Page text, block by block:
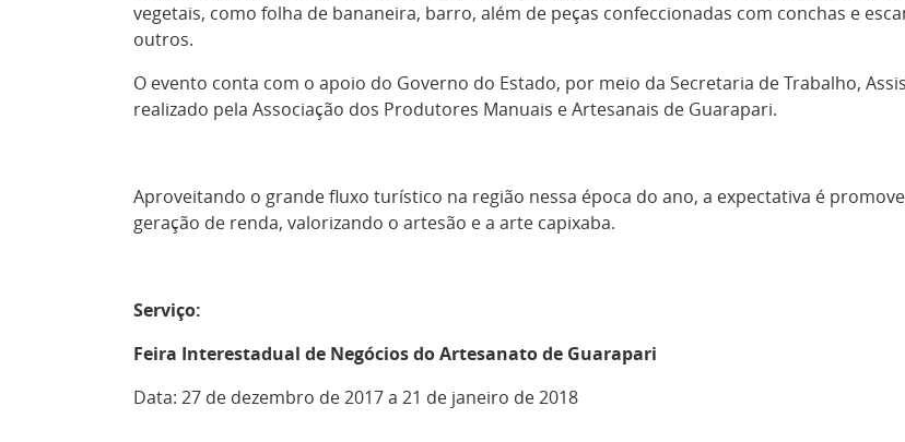
vegetais, como folha de bananeira, barro, além de peças confeccionadas com conchas e
outros.
O evento conta com o apoio do Governo do Estado, por meio da Secretaria de Trabalho,
realizado pela Associação dos Produtores Manuais e Artesanais de Guarapari.
Aproveitando o grande fluxo turístico na região nessa época do ano, a expectativa é
geração de renda, valorizando o artesão e a arte capixaba.
Serviço:
Feira Interestadual de Negócios do Artesanato de Guarapari
Data: 27 de dezembro de 2017 a 21 de janeiro de 2018